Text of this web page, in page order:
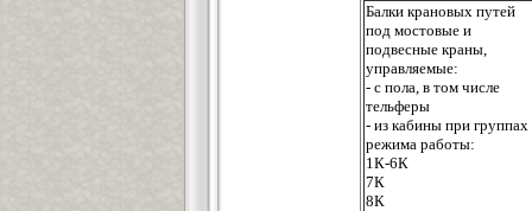
Балки крановых путей
под мостовые и
подвесные краны,
управляемые:
- с пола, в том числе
тельферы
- из кабины при группах
режима работы:
1К-6К
7К
8К